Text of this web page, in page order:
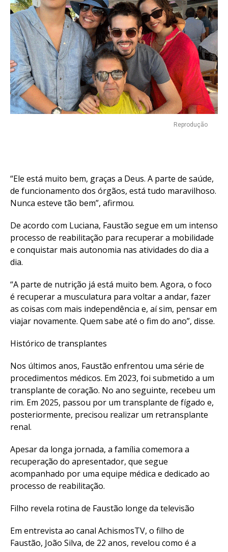
Reprodução
“Ele está muito bem, graças a Deus. A parte de saúde,
de funcionamento dos órgãos, está tudo maravilhoso.
Nunca esteve tão bem”, afirmou.
De acordo com Luciana, Faustão segue em um intenso
processo de reabilitação para recuperar a mobilidade
e conquistar mais autonomia nas atividades do dia a
dia.
“A parte de nutrição já está muito bem. Agora, o foco
é recuperar a musculatura para voltar a andar, fazer
as coisas com mais independência e, aí sim, pensar em
viajar novamente. Quem sabe até o fim do ano”, disse.
Histórico de transplantes
Nos últimos anos, Faustão enfrentou uma série de
procedimentos médicos. Em 2023, foi submetido a um
transplante de coração. No ano seguinte, recebeu um
rim. Em 2025, passou por um transplante de fígado e,
posteriormente, precisou realizar um retransplante
renal.
Apesar da longa jornada, a família comemora a
recuperação do apresentador, que segue
acompanhado por uma equipe médica e dedicado ao
processo de reabilitação.
Filho revela rotina de Faustão longe da televisão
Em entrevista ao canal AchismosTV, o filho de
Faustão, João Silva, de 22 anos, revelou como é a